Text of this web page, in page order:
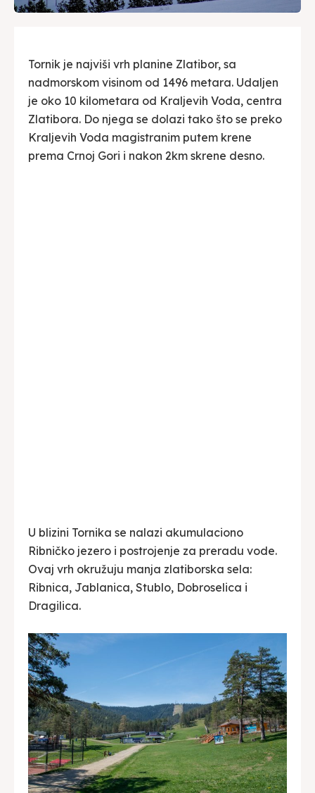
Tornik je najviši vrh planine Zlatibor, sa
nadmorskom visinom od 1496 metara. Udaljen
je oko 10 kilometara od Kraljevih Voda, centra
Zlatibora. Do njega se dolazi tako što se preko
Kraljevih Voda magistranim putem krene
prema Crnoj Gori i nakon 2km skrene desno.
U blizini Tornika se nalazi akumulaciono
Ribničko jezero i postrojenje za preradu vode.
Ovaj vrh okružuju manja zlatiborska sela:
Ribnica, Jablanica, Stublo, Dobroselica i
Dragilica.